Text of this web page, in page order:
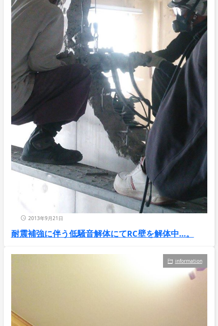
2013年9月21日
耐震補強に伴う低騒音解体にてRC壁を解体中…。
information